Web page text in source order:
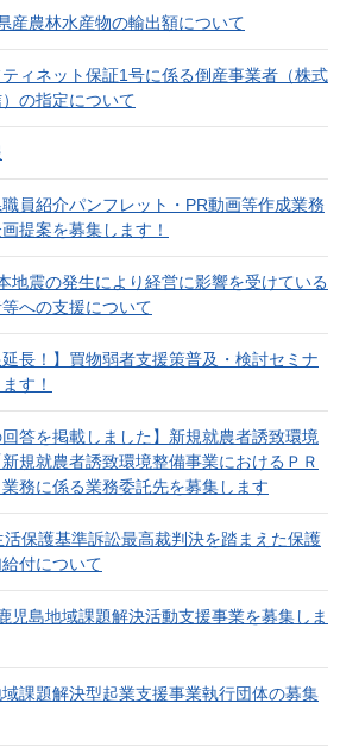
産農林水産物の輸出額について
ィネット保証1号に係る倒産事業者（株式
の指定について
職員紹介パンフレット・PR動画等作成業務
提案を募集します！
地震の発生により経営に影響を受けている
への支援について
延長！】買物弱者支援策普及・検討セミナ
す！
回答を掲載しました】新規就農者誘致環境
規就農者誘致環境整備事業におけるＰＲ
務に係る業務委託先を募集します
保護基準訴訟最高裁判決を踏まえた保護
付について
児島地域課題解決活動支援事業を募集しま
課題解決型起業支援事業執行団体の募集